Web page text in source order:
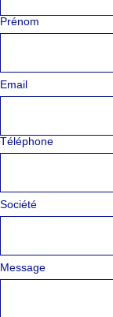
Prénom
Email
Téléphone
Société
Message